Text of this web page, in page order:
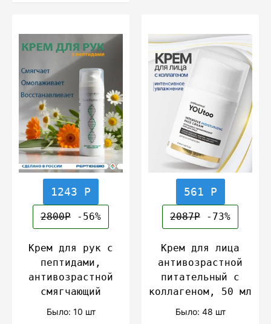
1243 Р
2800Р -56%
Крем для рук с
пептидами,
антивозрастной
смягчающий
Было: 10 шт
561 Р
2087Р -73%
Крем для лица
антивозрастной
питательный с
коллагеном, 50 мл
Было: 48 шт